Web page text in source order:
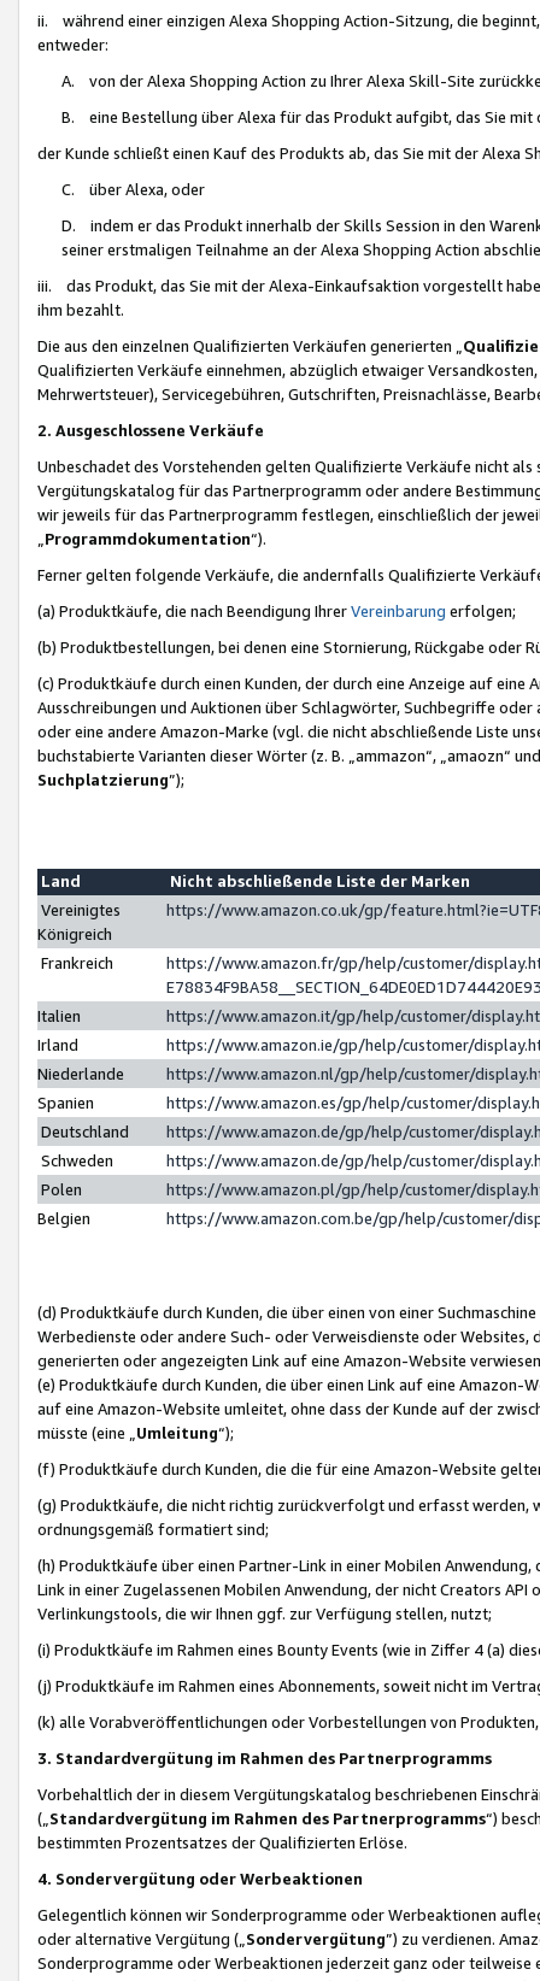
ii. während einer einzigen Alexa Shopping Action-Sitzung, die
entweder:
A. von der Alexa Shopping Action zu Ihrer Alexa Skill-Site
B. eine Bestellung über Alexa für das Produkt aufgibt, das Sie mit
der Kunde schließt einen Kauf des Produkts ab, das Sie mit der Alexa
C. über Alexa, oder
D. indem er das Produkt innerhalb der Skills Session in den
seiner erstmaligen Teilnahme an der Alexa Shopping Action
iii. das Produkt, das Sie mit der Alexa-Einkaufsaktion vorgestellt
ihm bezahlt.
Die aus den einzelnen Qualifizierten Verkäufen generierten „
Qualifizierten Verkäufe einnehmen, abzüglich etwaiger
Mehrwertsteuer), Servicegebühren, Gutschriften, Preisnachlässe,
2. Ausgeschlossene Verkäufe
Unbeschadet des Vorstehenden gelten Qualifizierte Verkäufe nicht
Vergütungskatalog für das Partnerprogramm oder andere
wir jeweils für das Partnerprogramm festlegen, einschließlich der
Programmdokumentation“).
Ferner gelten folgende Verkäufe, die andernfalls Qualifizierte
(a) Produktkäufe, die nach Beendigung IhrerVereinbarung erfolgen;
(b) Produktbestellungen, bei denen eine Stornierung, Rückgabe oder
(c) Produktkäufe durch einen Kunden, der durch eine Anzeige auf
Ausschreibungen und Auktionen über Schlagwörter, Suchbegriffe
oder eine andere Amazon-Marke (vgl. die nicht abschließende Liste
buchstabierte Varianten dieser Wörter (z. B. „ammazon“, „amaozn“
Suchplatzierung”);
Land
Nicht abschließende Liste der Marken
Vereinigtes
Königreich
https://www.amazon.co.uk/gp/
Frankreich
https://www.amazon.fr/gp/help/customer/
Italien
https://www.amazon.it/gp/help/customer/
Irland
https://www.amazon.ie/gp/help/customer/
Niederlande
https://www.amazon.nl/gp/help/customer/
Spanien
https://www.amazon.es/gp/help/customer/
Deutschland
https://www.amazon.de/gp/help/customer/
Schweden
https://www.amazon.de/gp/help/customer/
Polen
https://www.amazon.pl/gp/help/customer/
Belgien
https://www.amazon.com.be/gp/help/customer/
(d) Produktkäufe durch Kunden, die über einen von einer
Werbedienste oder andere Such- oder Verweisdienste oder Websites,
generierten oder angezeigten Link auf eine Amazon-Website
(e) Produktkäufe durch Kunden, die über einen Link auf eine
auf eine Amazon-Website umleitet, ohne dass der Kunde auf der
müsste (eine „ Umleitung“);
(f) Produktkäufe durch Kunden, die die für eine Amazon-Website
(g) Produktkäufe, die nicht richtig zurückverfolgt und erfasst werden,
ordnungsgemäß formatiert sind;
(h) Produktkäufe über einen Partner-Link in einer Mobilen
Link in einer Zugelassenen Mobilen Anwendung, der nicht Creators
Verlinkungstools, die wir Ihnen ggf. zur Verfügung stellen, nutzt;
(i) Produktkäufe im Rahmen eines Bounty Events (wie in Ziffer 4 (a)
(j) Produktkäufe im Rahmen eines Abonnements, soweit nicht im
(k) alle Vorabveröffentlichungen oder Vorbestellungen von
3. Standardvergütung im Rahmen des Partnerprogramms
Vorbehaltlich der in diesem Vergütungskatalog beschriebenen
(„ Standardvergütung im Rahmen des Partnerprogramms“)
bestimmten Prozentsatzes der Qualifizierten Erlöse.
4. Sondervergütung oder Werbeaktionen
Gelegentlich können wir Sonderprogramme oder Werbeaktionen
oder alternative Vergütung („ Sondervergütung”) zu verdienen.
Sonderprogramme oder Werbeaktionen jederzeit ganz oder